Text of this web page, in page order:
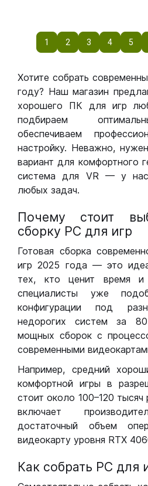
1 2 3 4 5
Хотите собрать
году? Наш магазин
хорошего ПК для игр
подбираем
обеспечиваем
настройку. Неважно,
вариант для комфортного
система для VR — у
любых задач.
Почему стоит
сборку РС для игр
Готовая сборка
игр 2025 года — это
тех, кто ценит время
специалисты уже
конфигурации под
недорогих систем за
мощных сборок с
современными
Например, средний
комфортной игры в
стоит около 100–120 тысяч
включает
достаточный объем
видеокарту уровня RTX
Как собрать РС для